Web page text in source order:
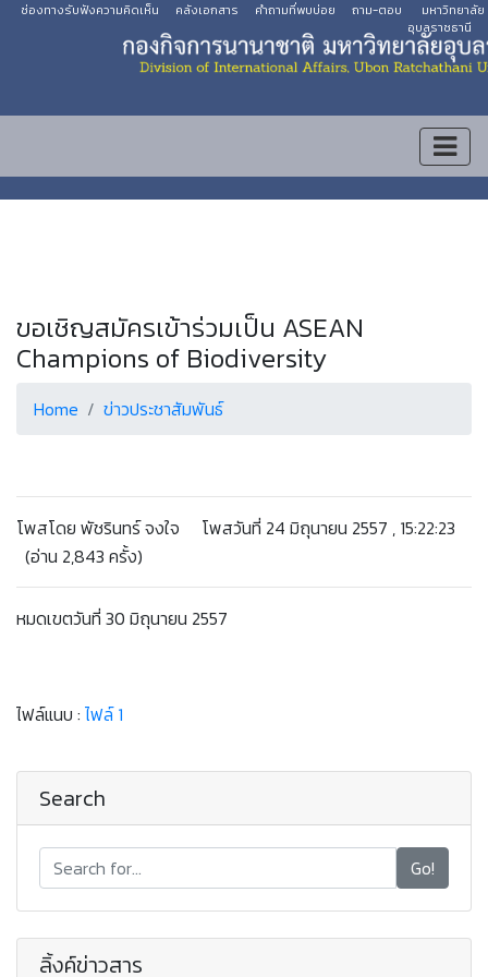
ช่องทางรับฟังความคิดเห็น คลังเอกสาร คำถามที่พบบ่อย ถาม-ตอบ
มหาวิทยาลัย
อุบลราชธานี
ขอเชิญสมัครเข้าร่วมเป็น ASEAN
Champions of Biodiversity
Home ข่าวประชาสัมพันธ์
โพสโดย พัชรินทร์ จงใจ โพสวันที่ 24 มิถุนายน 2557 , 15:22:23
(อ่าน 2,843 ครั้ง)
หมดเขตวันที่ 30 มิถุนายน 2557
ไฟล์แนบ : ไฟล์ 1
Search
Go!
ลิ้งค์ข่าวสาร